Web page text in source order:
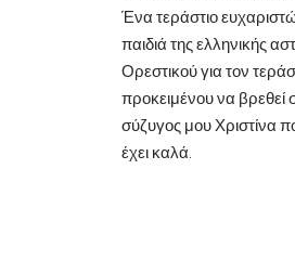
Ένα τεράστιο ευχαριστώ
παιδιά της ελληνικής
Ορεστικού για τον
προκειμένου να βρεθεί
σύζυγος μου Χριστίνα
έχει καλά.